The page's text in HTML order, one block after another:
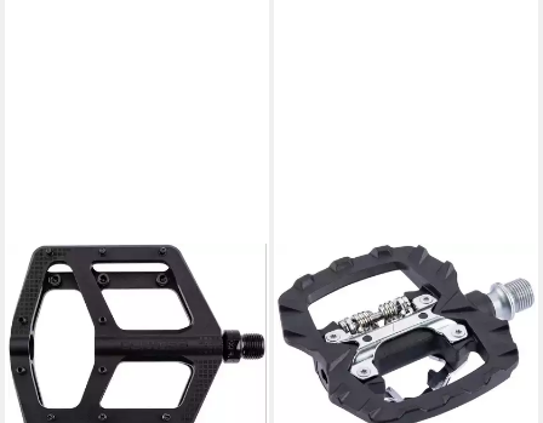
CONTEC
Plattformpedale
ab 76,36 €
lieferbar - in 7-9 Werktagen bei dir
CONTEC
Klickpedale Contec
Systempedal NY-505 0-350
Nylon SPD schwarz
ab 61,65 €
lieferbar - in 6-7 Werktagen bei dir